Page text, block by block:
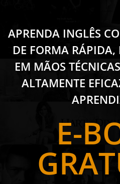
APRENDA INGLÊS
DE FORMA RÁPIDA,
EM MÃOS
ALTAMENTE
E-